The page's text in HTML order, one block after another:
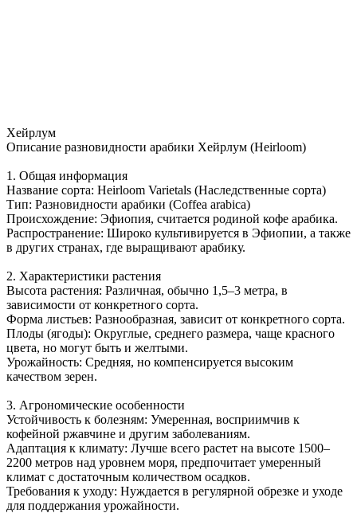
Хейрлум
Описание разновидности арабики Хейрлум (Heirloom)
1. Общая информация
Название сорта: Heirloom Varietals (Наследственные сорта)
Тип: Разновидности арабики (Coffea arabica)
Происхождение: Эфиопия, считается родиной кофе арабика.
Распространение: Широко культивируется в Эфиопии, а также
в других странах, где выращивают арабику.
2. Характеристики растения
Высота растения: Различная, обычно 1,5–3 метра, в
зависимости от конкретного сорта.
Форма листьев: Разнообразная, зависит от конкретного сорта.
Плоды (ягоды): Округлые, среднего размера, чаще красного
цвета, но могут быть и желтыми.
Урожайность: Средняя, но компенсируется высоким
качеством зерен.
3. Агрономические особенности
Устойчивость к болезням: Умеренная, восприимчив к
кофейной ржавчине и другим заболеваниям.
Адаптация к климату: Лучше всего растет на высоте 1500–
2200 метров над уровнем моря, предпочитает умеренный
климат с достаточным количеством осадков.
Требования к уходу: Нуждается в регулярной обрезке и уходе
для поддержания урожайности.